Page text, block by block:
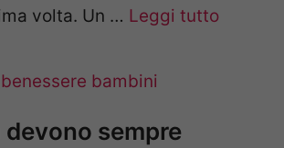
volta. Un … Leggi tutto
bambini
devono sempre